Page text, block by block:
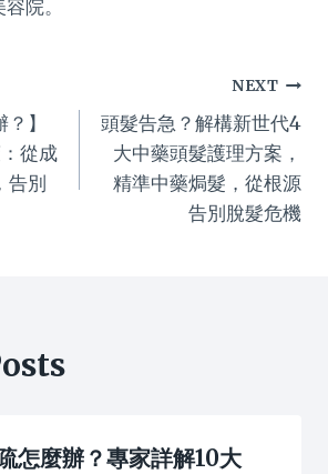
院。
】
從成
告別
NEXT
頭髮告急？解構新世代4
大中藥頭髮護理方案，
精準中藥焗髮，從根源
告別脫髮危機
怎麼辦？專家詳解10大